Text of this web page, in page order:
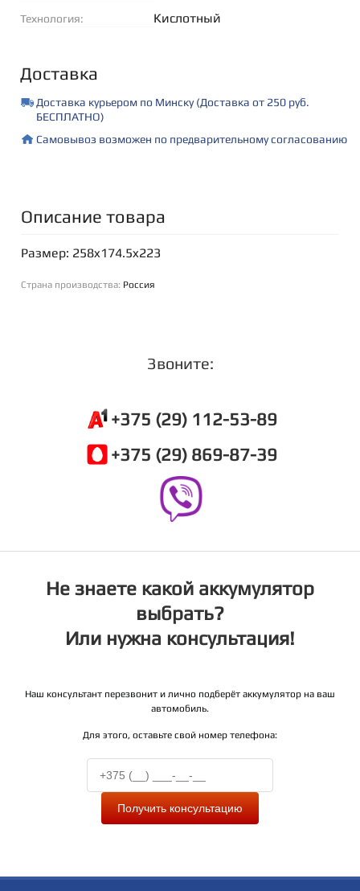
Технология: Кислотный
Доставка
Доставка курьером по Минску (Доставка от 250 руб.
БЕСПЛАТНО)
Самовывоз возможен по предварительному согласованию
Описание товара
Размер: 258x174.5x223
Страна производства: Россия
Звоните:
+375 (29) 112-53-89
+375 (29) 869-87-39
Не знаете какой аккумулятор
выбрать?
Или нужна консультация!
Наш консультант перезвонит и лично подберёт аккумулятор на ваш
автомобиль.
Для этого, оставьте свой номер телефона:
Получить консультацию